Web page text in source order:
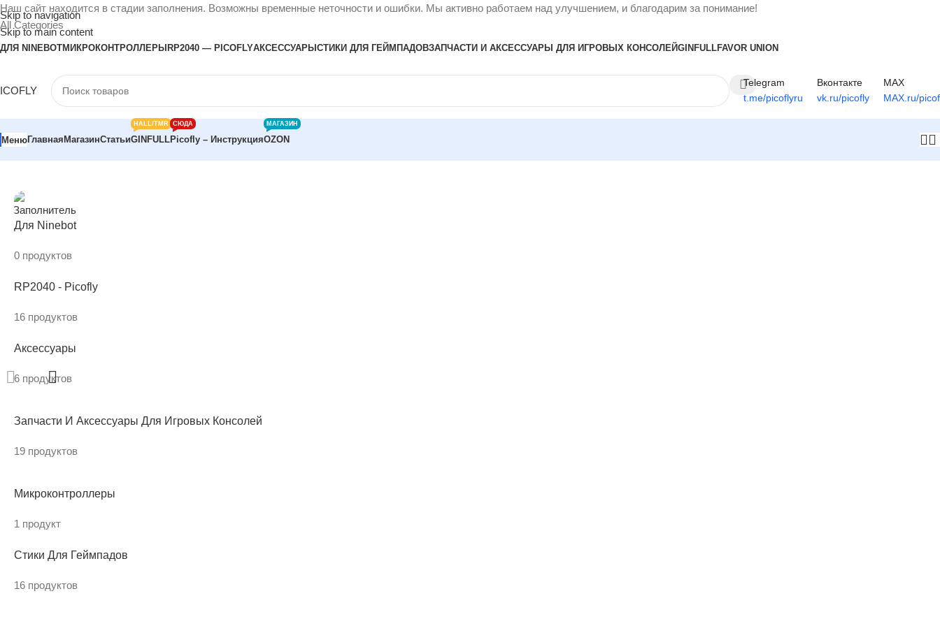
Skip to navigation
Skip to main content
Наш сайт находится в стадии заполнения. Возможны временные неточности и ошибки. Мы активно работаем над улучшением, и благодарим за понимание!
All Categories
ДЛЯ NINEBOTМИКРОКОНТРОЛЛЕРЫ RP2040 — PICOFLYАКСЕССУАРЫ СТИКИ ДЛЯ ГЕЙМПАДОВЗАПЧАСТИ И АКСЕССУАРЫ ДЛЯ ИГРОВЫХ КОНСОЛЕЙGINFULLFAVOR UNION
Telegram
t.me/picoflyru
Вконтакте
vk.ru/picofly
MAX
MAX.ru/
МенюГлавная МагазинСтатьиGINFULL
HALL/TMR
Picofly – Инструкция
СЮДА
OZON
МАГАЗИН
Для Ninebot
0 продуктов
RP2040 - Picofly
16 продуктов
Аксессуары
6 продуктов
Запчасти И Аксессуары Для Игровых Консолей
19 продуктов
Микроконтроллеры
1 продукт
Стики Для Геймпадов
16 продуктов